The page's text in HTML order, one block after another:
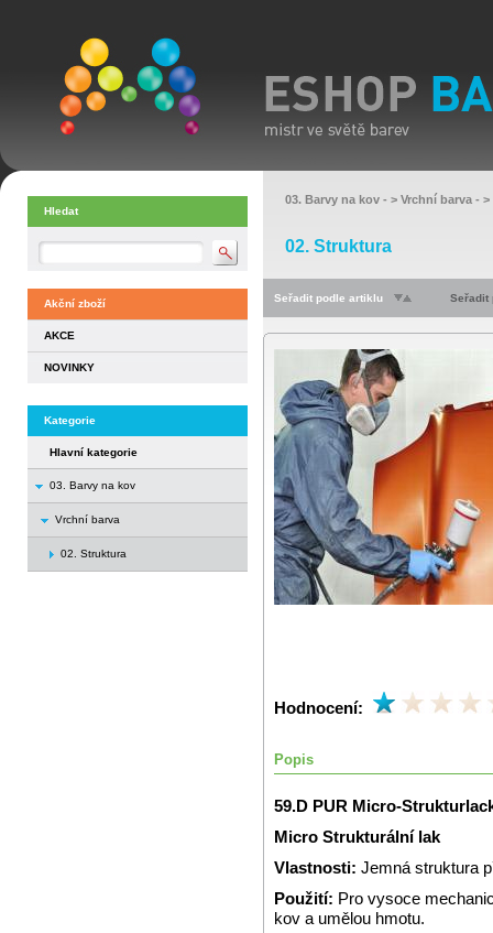
Hledat
Akční zboží
AKCE
NOVINKY
Kategorie
Hlavní kategorie
03. Barvy na kov
Vrchní barva
02. Struktura
03. Barvy na kov - > Vrchní barva - >
02. Struktura
Seřadit podle artiklu Seřadit
Hodnocení:
Popis
59.D PUR Micro-
Micro Strukturální lak
Vlastnosti: Jemná struktura
Použití: Pro vysoce
kov a umělou hmotu.